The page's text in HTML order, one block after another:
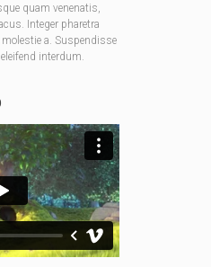
quam venenatis,
Integer pharetra
a. Suspendisse
interdum.